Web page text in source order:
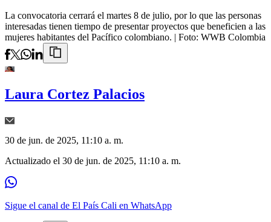
La convocatoria cerrará el martes 8 de julio, por lo que las personas
interesadas tienen tiempo de presentar proyectos que beneficien a las
mujeres habitantes del Pacífico colombiano. | Foto: WWB Colombia
Laura Cortez Palacios
30 de jun. de 2025, 11:10 a. m.
Actualizado el 30 de jun. de 2025, 11:10 a. m.
Sigue el canal de El País Cali en WhatsApp